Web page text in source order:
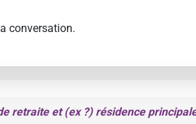
conversation.
retraite et (ex ?) résidence